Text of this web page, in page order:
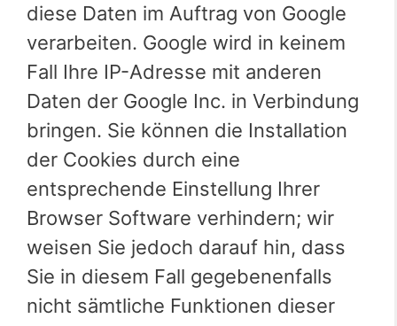
diese Daten im Auftrag von Google
verarbeiten. Google wird in keinem
Fall Ihre IP-Adresse mit anderen
Daten der Google Inc. in Verbindung
bringen. Sie können die Installation
der Cookies durch eine
entsprechende Einstellung Ihrer
Browser Software verhindern; wir
weisen Sie jedoch darauf hin, dass
Sie in diesem Fall gegebenenfalls
nicht sämtliche Funktionen dieser